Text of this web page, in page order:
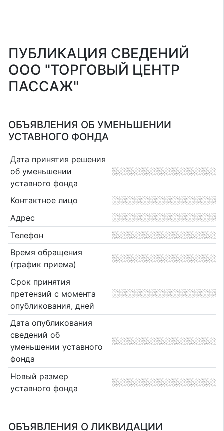
ПУБЛИКАЦИЯ СВЕДЕНИЙ
ООО "ТОРГОВЫЙ ЦЕНТР
ПАССАЖ"
ОБЪЯВЛЕНИЯ ОБ УМЕНЬШЕНИИ
УСТАВНОГО ФОНДА
Дата принятия решения
об уменьшении
уставного фонда
Контактное лицо
Адрес
Телефон
Время обращения
(график приема)
Срок принятия
претензий с момента
опубликования, дней
Дата опубликования
сведений об
уменьшении уставного
фонда
Новый размер
уставного фонда
ОБЪЯВЛЕНИЯ О ЛИКВИДАЦИИ